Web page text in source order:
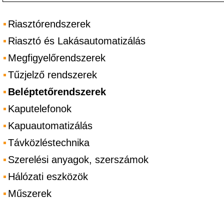
Riasztórendszerek
Riasztó és Lakásautomatizálás
Megfigyelőrendszerek
Tűzjelző rendszerek
Beléptetőrendszerek
Kaputelefonok
Kapuautomatizálás
Távközléstechnika
Szerelési anyagok, szerszámok
Hálózati eszközök
Műszerek